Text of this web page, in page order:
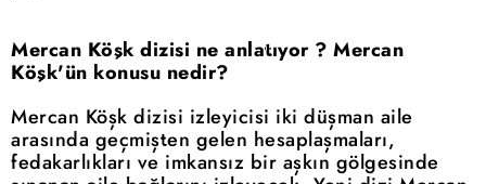
Mercan Köşk dizisi ne anlatıyor ? Mercan
Köşk'ün konusu nedir?
Mercan Köşk dizisi izleyicisi iki düşman aile
arasında geçmişten gelen hesaplaşmaları,
fedakarlıkları ve imkansız bir aşkın gölgesinde